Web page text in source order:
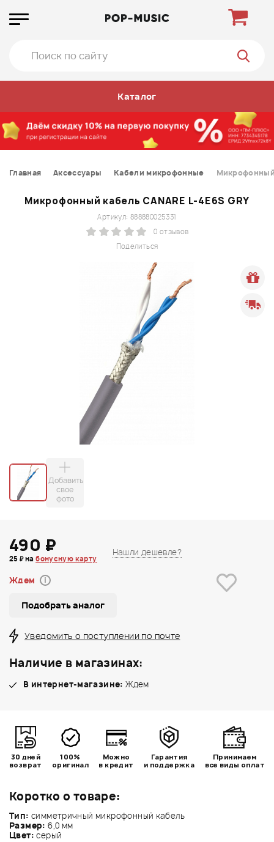
Каталог
Главная Аксессуары Кабели микрофонные Микрофонный
Микрофонный кабель CANARE L-4E6S GRY
Поделиться
Артикул: 888880025331
0 отзывов
Добавить
свое
фото
Коротко о товаре:
Тип: симметричный микрофонный кабель
Размер:6,0 мм
Цвет:серый
490 ₽
25 ₽ набонусную карту
Нашли дешевле?
Ждем i
Подобрать аналог
Уведомить о поступлении по почте
Наличие в магазинах:
В интернет-магазине: Ждем
30 дней
возврат
100%
оригинал
Можно
в кредит
Гарантия
и поддержка
Принимаем
все виды оплат